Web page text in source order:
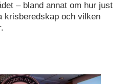
– bland annat om hur just
krisberedskap och vilken